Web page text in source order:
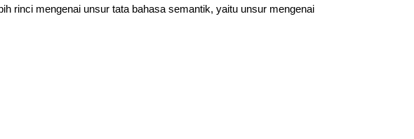
rinci mengenai unsur tata bahasa semantik, yaitu unsur mengenai